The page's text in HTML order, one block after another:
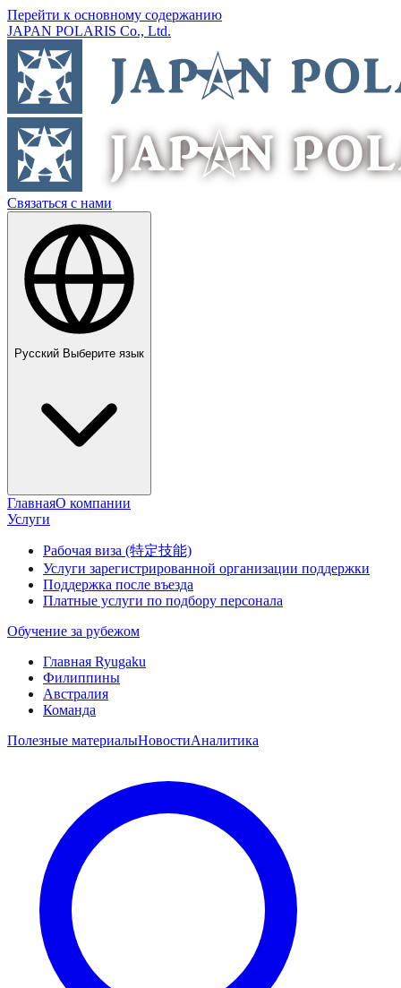
Перейти к основному содержанию
JAPAN POLARIS Co., Ltd.
Связаться с нами
Русский Выберите язык
ГлавнаяО компании
Услуги
Рабочая виза (特定技能)
Услуги зарегистрированной организации поддержки
Поддержка после въезда
Платные услуги по подбору персонала
Обучение за рубежом
Главная Ryugaku
Филиппины
Австралия
Команда
Полезные материалыНовостиАналитика